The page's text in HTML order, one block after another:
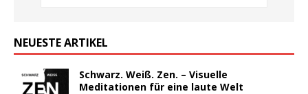
NEUESTE ARTIKEL
Schwarz. Weiß. Zen. – Visuelle
Meditationen für eine laute Welt